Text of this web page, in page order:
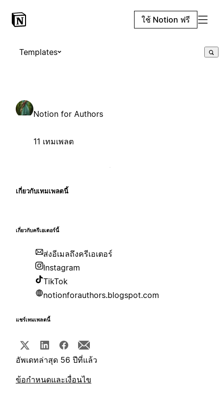
ใช้ Notion ฟรี
Templates
Notion for Authors
11 เทมเพลต
เกี่ยวกับเทมเพลตนี้
เกี่ยวกับครีเอเตอร์นี้
ส่งอีเมลถึงครีเอเตอร์
Instagram
TikTok
notionforauthors.blogspot.com
แชร์เทมเพลตนี้
อัพเดทล่าสุด 56 ปีที่แล้ว
ข้อกำหนดและเงื่อนไข